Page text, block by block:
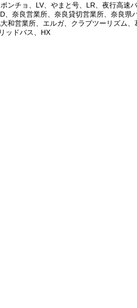
ポンチョ LV、 やまと号 LR 夜行高速
奈良営業所 奈良貸切営業所 奈良県
和営業所 エルガ、 クラブツーリズム
ッドバス HX